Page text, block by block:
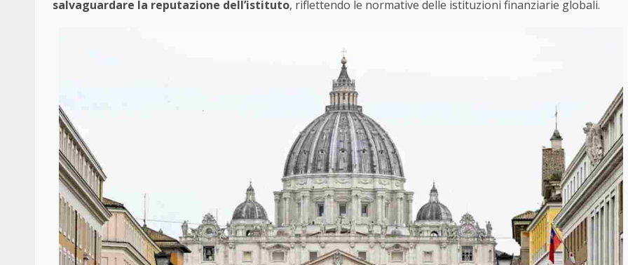
salvaguardare la reputazione dell’istituto, riflettendo le normative delle istituzioni finanziarie globali.